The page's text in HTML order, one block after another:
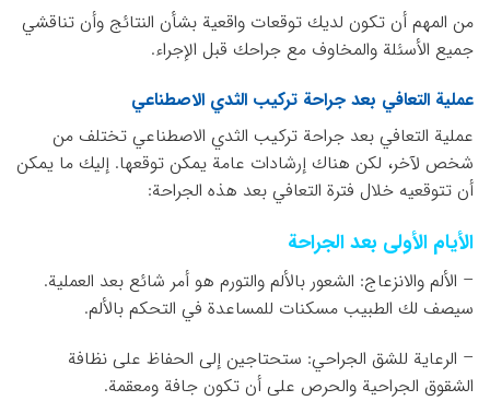
من المهم أن تكون لديك توقعات واقعية بشأن النتائج وأن تناقشي
جميع الأسئلة والمخاوف مع جراحك قبل الإجراء.
عملية التعافي بعد جراحة تركيب الثدي الاصطناعي
عملية التعافي بعد جراحة تركيب الثدي الاصطناعي تختلف من
شخص لآخر، لكن هناك إرشادات عامة يمكن توقعها. إليك ما يمكن
أن تتوقعيه خلال فترة التعافي بعد هذه الجراحة:
الأيام الأولى بعد الجراحة
– الألم والانزعاج: الشعور بالألم والتورم هو أمر شائع بعد العملية.
سيصف لك الطبيب مسكنات للمساعدة في التحكم بالألم.
– الرعاية للشق الجراحي: ستحتاجين إلى الحفاظ على نظافة
الشقوق الجراحية والحرص على أن تكون جافة ومعقمة.